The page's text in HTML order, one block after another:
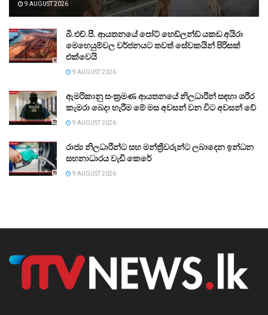
9 AUGUST 2026
බී.එච්.පී. ආයතනයේ පෝට් හෙඩ්ලන්ඩ් යකඩ අයිරා
මෙහෙයුම්වල වර්ජනයට තවත් සේවකයින් පිරිසක්
එක්වෙයි
9 AUGUST 2026
ඇමරිකානු සංක්‍රමණ ආයතනයේ නිලධාරීන් සඳහා ශරීර
කැමරා බෙදා හැරීම මේ මස අවසන් වන විට අවසන් වේ
9 AUGUST 2026
රාජ්‍ය නිලධාරීන්ට සහ මන්ත්‍රීවරුන්ට ලබාදෙන ඉන්ධන
සහනාධාරය වැඩි කෙරේ
9 AUGUST 2026